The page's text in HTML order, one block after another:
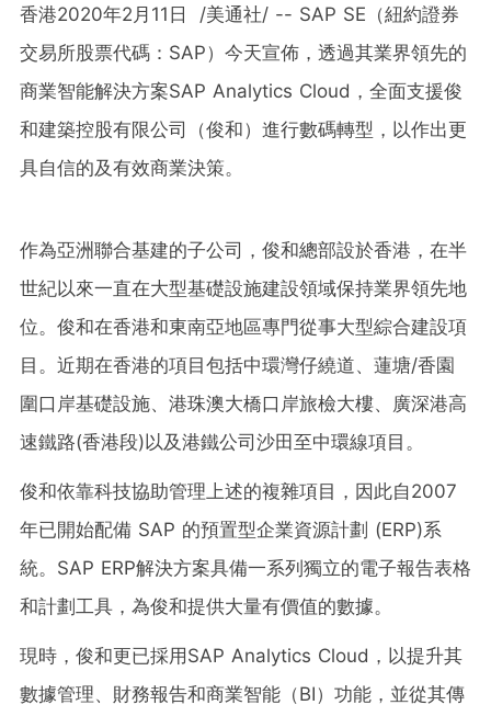
香港2020年2月11日
/美通社/ -- SAP SE（紐約證券
交易所股票代碼：SAP）今天宣佈，透過其業界領先的
商業智能解決方案SAP Analytics Cloud，全面支援俊
和建築控股有限公司（俊和）進行數碼轉型，以作出更
具自信的及有效商業決策。
作為亞洲聯合基建的子公司，俊和總部設於香港，在半
世紀以來一直在大型基礎設施建設領域保持業界領先地
位。俊和在香港和東南亞地區專門從事大型綜合建設項
目。近期在香港的項目包括中環灣仔繞道、蓮塘/香園
圍口岸基礎設施、港珠澳大橋口岸旅檢大樓、廣深港高
速鐵路(香港段)以及港鐵公司沙田至中環線項目。
俊和依靠科技協助管理上述的複雜項目，因此自2007
年已開始配備 SAP 的預置型企業資源計劃 (ERP)系
統。SAP ERP解決方案具備一系列獨立的電子報告表格
和計劃工具，為俊和提供大量有價值的數據。
現時，俊和更已採用SAP Analytics Cloud，以提升其
數據管理、財務報告和商業智能（BI）功能，並從其傳